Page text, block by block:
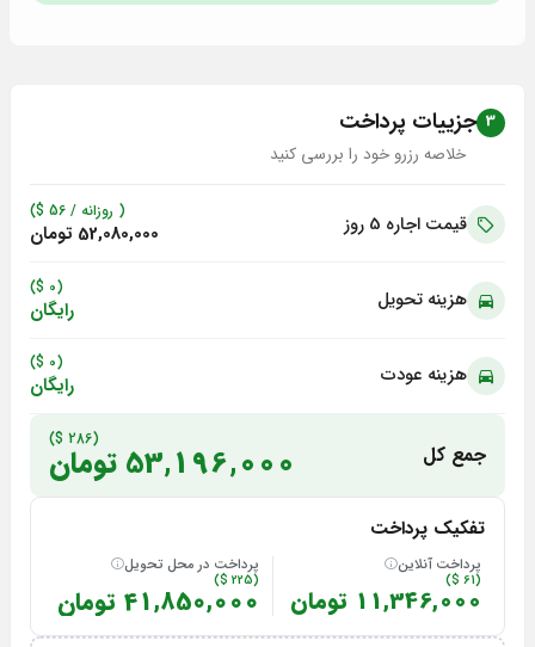
3 جزییات پرداخت
خلاصه رزرو خود را بررسی کنید
قیمت اجاره 5 روز ( روزانه / 56
$)
52,080,000 تومان
هزینه تحویل (0 $)
رایگان
هزینه عودت (0 $)
رایگان
جمع کل
(286 $)
53,196,000 تومان
تفکیک پرداخت
پرداخت آنلاین
(61 $)
11,346,000 تومان
پرداخت در محل تحویل
(225 $)
41,850,000 تومان